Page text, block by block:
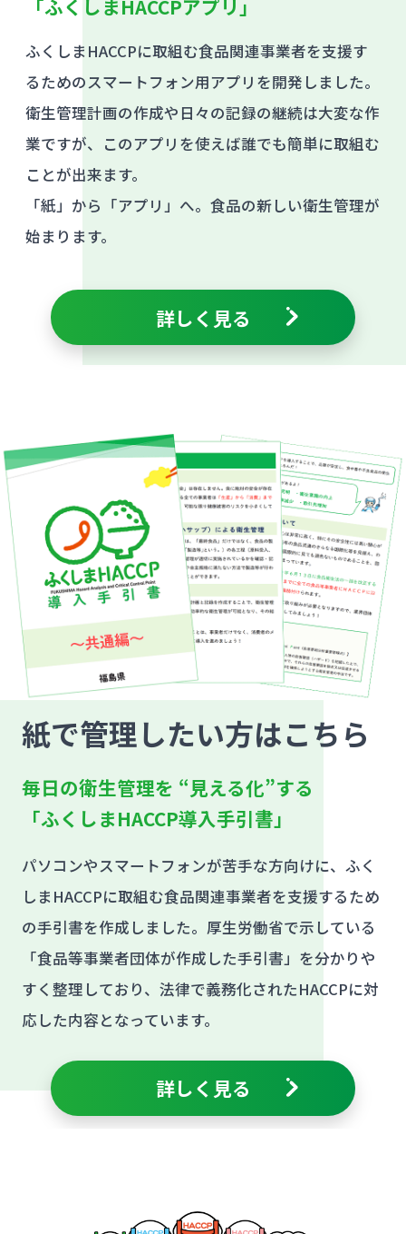
「ふくしまHACCPアプリ」
ふくしまHACCPに取組む食品関連事業者を支援す
るためのスマートフォン用アプリを開発しました。
衛生管理計画の作成や日々の記録の継続は大変な作
業ですが、このアプリを使えば誰でも簡単に取組む
ことが出来ます。
「紙」から「アプリ」へ。食品の新しい衛生管理が
始まります。
詳しく見る
紙で管理したい方はこちら
毎日の衛生管理を “見える化”する
「ふくしまHACCP導入手引書」
パソコンやスマートフォンが苦手な方向けに、ふく
しまHACCPに取組む食品関連事業者を支援するため
の手引書を作成しました。厚生労働省で示している
「食品等事業者団体が作成した手引書」を分かりや
すく整理しており、法律で義務化されたHACCPに対
応した内容となっています。
詳しく見る